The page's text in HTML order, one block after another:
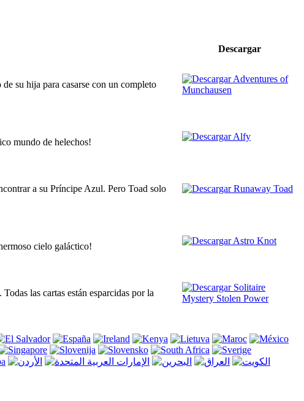
Descargar
su hija para casarse con un completo
mundo de helechos!
a su Príncipe Azul. Pero Toad solo
cielo galáctico!
las cartas están esparcidas por la